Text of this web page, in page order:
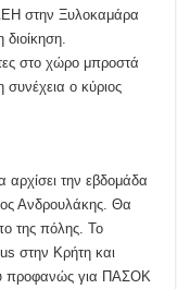
στην Ξυλοκαμάρα
στο χώρο μπροστά
συνέχεια ο κύριος
αρχίσει την εβδομάδα
Ανδρουλάκης. Θα
της πόλης. Το
στην Κρήτη και
προφανώς για ΠΑΣΟΚ